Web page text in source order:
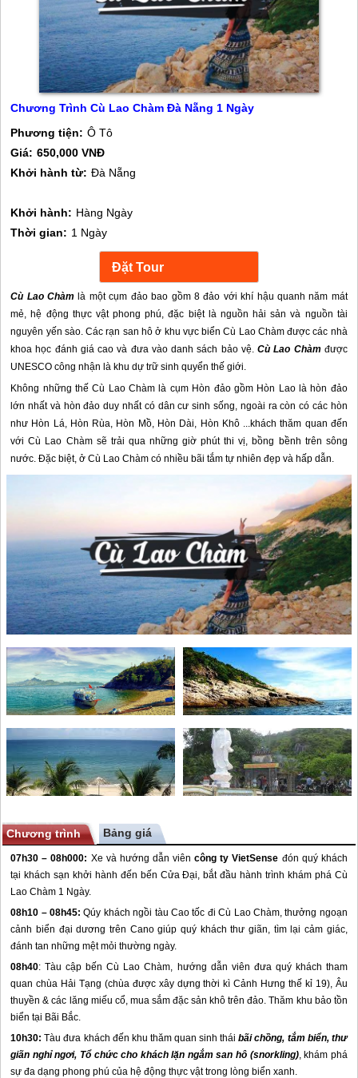
Chương Trình Cù Lao Chàm Đà Nẵng 1 Ngày
Phương tiện: Ô Tô
Giá: 650,000 VNĐ
Khởi hành từ: Đà Nẵng
Khởi hành: Hàng Ngày
Thời gian: 1 Ngày
Cù Lao Chàm là một cụm đảo bao gồm 8 đảo với khí hậu quanh năm mát
mẻ, hệ động thực vật phong phú, đặc biệt là nguồn hải sản và nguồn tài
nguyên yến sào. Các rạn san hô ở khu vực biển Cù Lao Chàm được các nhà
khoa học đánh giá cao và đưa vào danh sách bảo vệ.Cù Lao Chàmđược
UNESCO công nhận là khu dự trữ sinh quyển thế giới.
Không những thế Cù Lao Chàm là cụm Hòn đảo gồm Hòn Lao là hòn đảo
lớn nhất và hòn đảo duy nhất có dân cư sinh sống, ngoài ra còn có các hòn
như Hòn Lá, Hòn Rùa, Hòn Mồ, Hòn Dài, Hòn Khô ...khách thăm quan đến
với Cù Lao Chàm sẽ trải qua những giờ phút thi vị, bồng bềnh trên sông
nước. Đặc biệt, ở Cù Lao Chàm có nhiều bãi tắm tự nhiên đẹp và hấp dẫn.
Chương trình Bảng giá
07h30 – 08h000: Xe và hướng dẫn viêncông ty VietSense đón quý khách
tại khách sạn khởi hành đến bến Cửa Đại, bắt đầu hành trình khám phá Cù
Lao Chàm 1 Ngày.
08h10 – 08h45: Qúy khách ngồi tàu Cao tốc đi Cù Lao Chàm, thưởng ngoạn
cảnh biển đại dương trên Cano giúp quý khách thư giãn, tìm lại cảm giác,
đánh tan những mệt mỏi thường ngày.
08h40: Tàu cập bến Cù Lao Chàm, hướng dẫn viên đưa quý khách tham
quan chùa Hải Tạng (chùa được xây dựng thời kì Cảnh Hưng thế kỉ 19), Âu
thuyền & các lăng miếu cổ, mua sắm đặc sản khô trên đảo. Thăm khu bảo tồn
biển tại Bãi Bắc.
10h30: Tàu đưa khách đến khu thăm quan sinh tháibãi chồng, tắm biển, thư
giãn nghỉ ngơi, Tổ chức cho khách lặn ngắm san hô (snorkling), khám phá
sự đa dạng phong phú của hệ động thực vật trong lòng biển xanh.